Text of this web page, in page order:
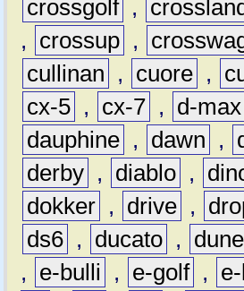
crossgolf ,
,
crossup ,
cullinan
, cuore ,
cx-5 , cx-7 , d-max
dauphine , dawn ,
derby , diablo ,
dokker , drive ,
ds6 , ducato , dune
,
e-bulli , e-golf ,